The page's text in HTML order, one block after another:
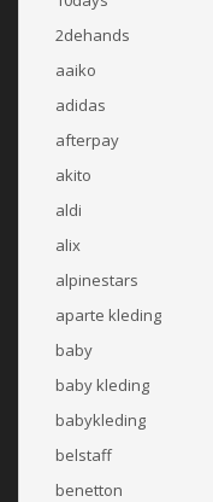
2dehands
aaiko
adidas
afterpay
akito
aldi
alix
alpinestars
aparte kleding
baby
baby kleding
babykleding
belstaff
benetton